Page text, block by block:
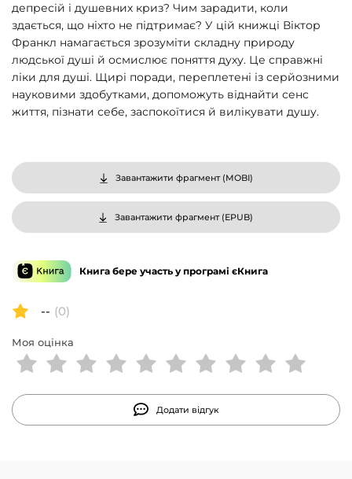
депресій і душевних криз? Чим зарадити, коли
здається, що ніхто не підтримає? У цій книжці Віктор
Франкл намагається зрозуміти складну природу
людської душі й осмислює поняття духу. Це справжні
ліки для душі. Щирі поради, переплетені із серйозними
науковими здобутками, допоможуть віднайти сенс
життя, пізнати себе, заспокоїтися й вилікувати душу.
Завантажити фрагмент (MOBI)
Завантажити фрагмент (EPUB)
Книга бере участь у програмі єКнига
-- (0)
Моя оцінка
Додати відгук